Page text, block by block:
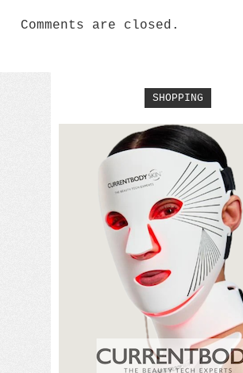
Comments are closed.
SHOPPING